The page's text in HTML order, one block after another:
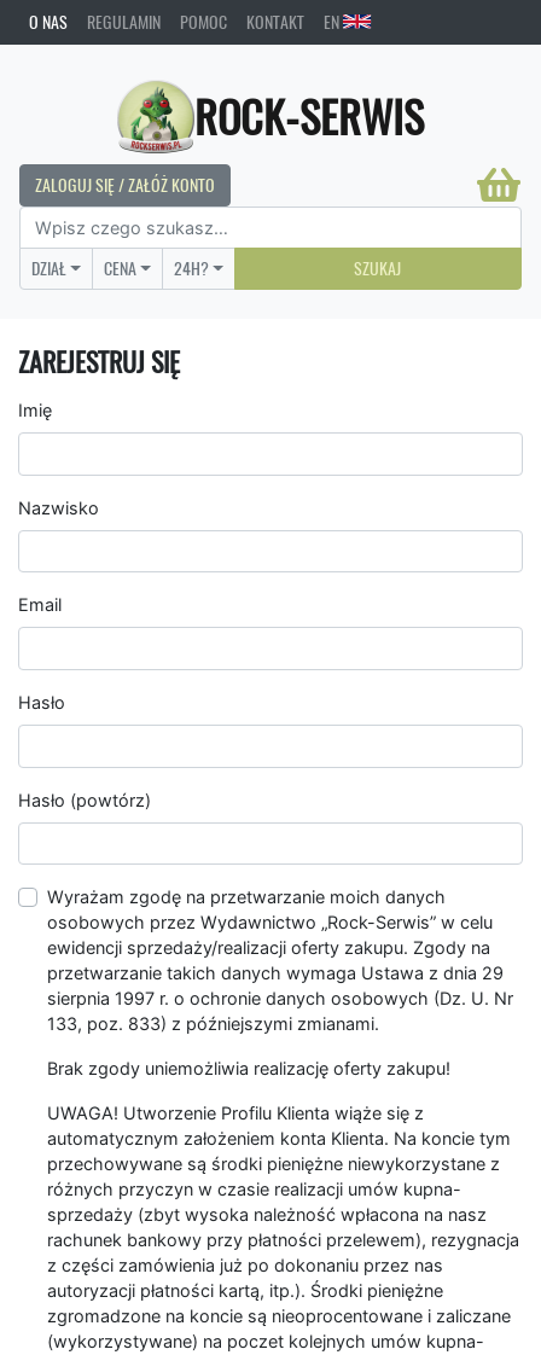
O NAS REGULAMIN POMOC KONTAKT EN
ROCK-SERWIS
ZALOGUJ SIĘ / ZAŁÓŻ KONTO
DZIAŁ CENA 24H? SZUKAJ
ZAREJESTRUJ SIĘ
Imię
Nazwisko
Email
Hasło
Hasło (powtórz)
Wyrażam zgodę na przetwarzanie moich danych
osobowych przez Wydawnictwo „Rock-Serwis” w celu
ewidencji sprzedaży/realizacji oferty zakupu. Zgody na
przetwarzanie takich danych wymaga Ustawa z dnia 29
sierpnia 1997 r. o ochronie danych osobowych (Dz. U. Nr
133, poz. 833) z późniejszymi zmianami.
Brak zgody uniemożliwia realizację oferty zakupu!
UWAGA! Utworzenie Profilu Klienta wiąże się z
automatycznym założeniem konta Klienta. Na koncie tym
przechowywane są środki pieniężne niewykorzystane z
różnych przyczyn w czasie realizacji umów kupna-
sprzedaży (zbyt wysoka należność wpłacona na nasz
rachunek bankowy przy płatności przelewem), rezygnacja
z części zamówienia już po dokonaniu przez nas
autoryzacji płatności kartą, itp.). Środki pieniężne
zgromadzone na koncie są nieoprocentowane i zaliczane
(wykorzystywane) na poczet kolejnych umów kupna-